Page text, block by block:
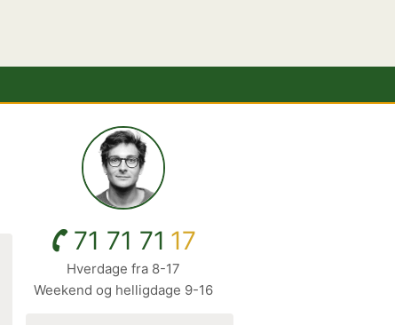
71 71 71 17
Hverdage fra 8-17
Weekend og helligdage 9-16